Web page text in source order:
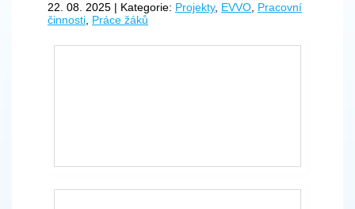
22. 08. 2025 | Kategorie: Projekty, EVVO Pracovní
činnosti Práce žáků